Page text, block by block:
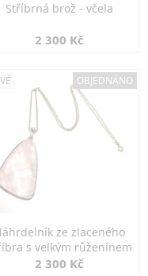
Stříbrná brož - včela
2 300 Kč
OBJEDNÁNO
ze zlaceného
s velkým růženínem
2 300 Kč